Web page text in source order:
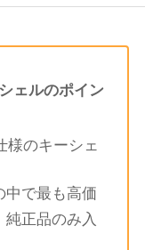
ェルのポイン
様のキーシェ
中で最も高価
正品のみ入